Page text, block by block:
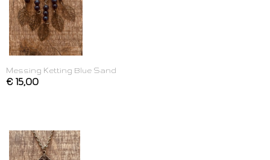
Messing Ketting Blue Sand
€ 15,00